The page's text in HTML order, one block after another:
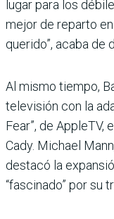
lugar para los
mejor de reparto
querido”, acaba de
Al mismo tiempo,
televisión con la
Fear”, de AppleTV,
Cady. Michael
destacó la
“fascinado” por su